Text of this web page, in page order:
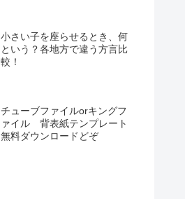
小さい子を座らせるとき、何
という？各地方で違う方言比
較！
チューブファイルorキングフ
ァイル 背表紙テンプレート
無料ダウンロードどぞ